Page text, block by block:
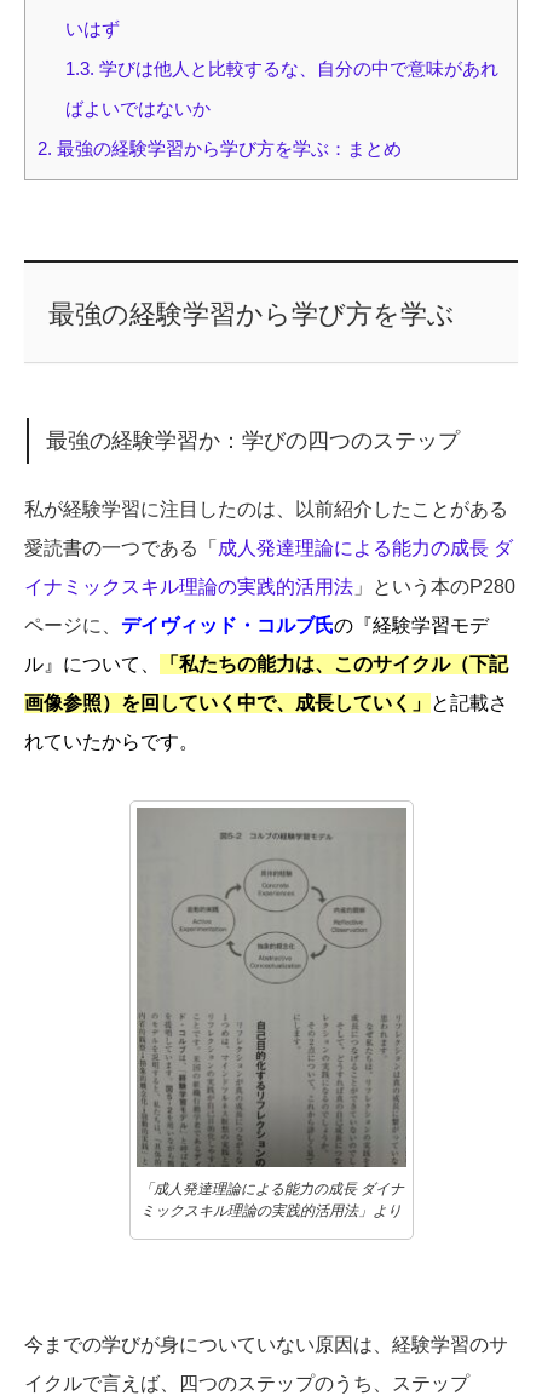
いはず
1.3. 学びは他人と比較するな、自分の中で意味があれ
ばよいではないか
2. 最強の経験学習から学び方を学ぶ：まとめ
最強の経験学習から学び方を学ぶ
最強の経験学習か：学びの四つのステップ
私が経験学習に注目したのは、以前紹介したことがある
愛読書の一つである「 成人発達理論による能力の成長 ダ
イナミックスキル理論の実践的活用法 」という本のP280
ページに、 デイヴィッド・コルブ氏の『経験学習モデ
ル』について、
「私たちの能力は、このサイクル（下記
画像参照）を回していく中で、成長していく」 と記載さ
れていたからです。
「成人発達理論による能力の成長 ダイナ
ミックスキル理論の実践的活用法」より
今までの学びが身についていない原因は、経験学習のサ
イクルで言えば、四つのステップのうち、ステップ